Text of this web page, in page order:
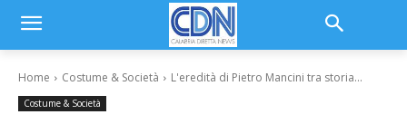
Home Costume & Società L'eredità di Pietro Mancini tra storia...
Costume & Società